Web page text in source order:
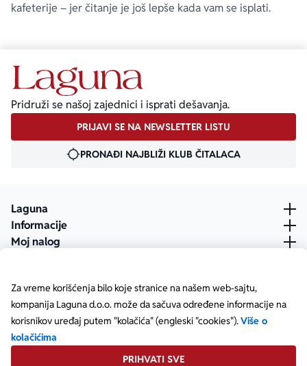
Za vreme korišćenja bilo koje stranice na našem web-sajtu,
kompanija Laguna d.o.o. može da sačuva određene informacije na
korisnikov uređaj putem "kolačića" (engleski "cookies").Više o
kolačićima
PRIHVATI SVE
kafeterije – jer čitanje je još lepše kada vam se isplati.
Pridruži se našoj zajednici i isprati dešavanja.
PRIJAVI SE NA NEWSLETTER LISTU
PRONAĐI NAJBLIŽI KLUB ČITALACA
Laguna
Informacije
Moj nalog